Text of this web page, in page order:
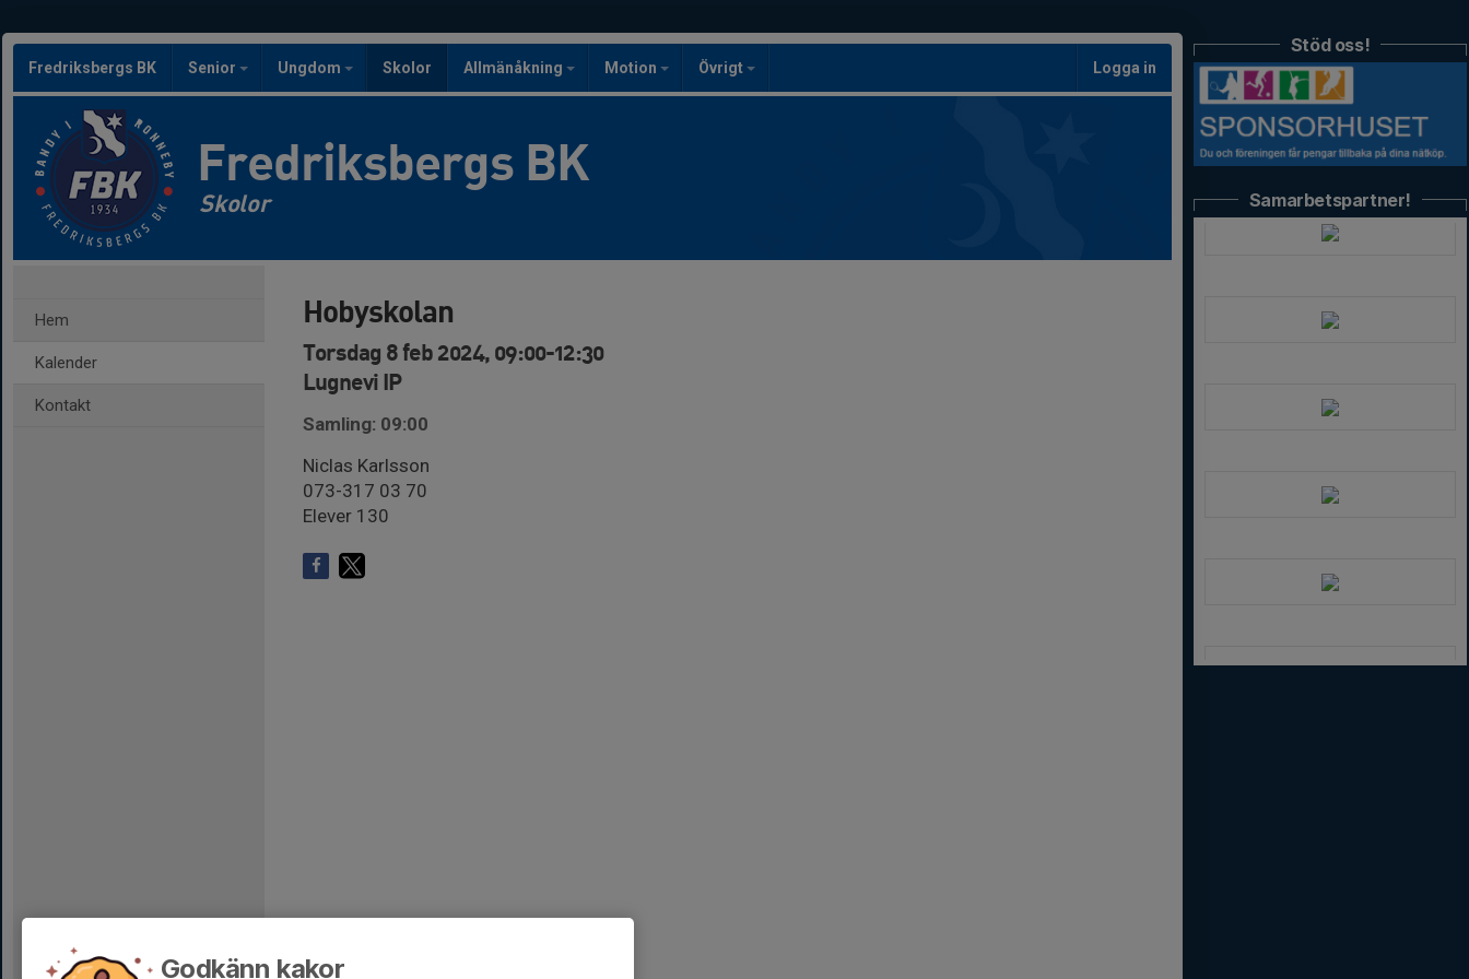
Fredriksbergs BK Senior Ungdom Skolor Allmänåkning Motion Övrigt Logga in
Fredriksbergs BK
Skolor
Hem
Kalender
Kontakt
Hobyskolan
Torsdag 8 feb 2024, 09:00-12:30
Lugnevi IP
Samling: 09:00
Niclas Karlsson
073-317 03 70
Elever 130
Stöd oss!
Samarbetspartner!
Godkänn kakor